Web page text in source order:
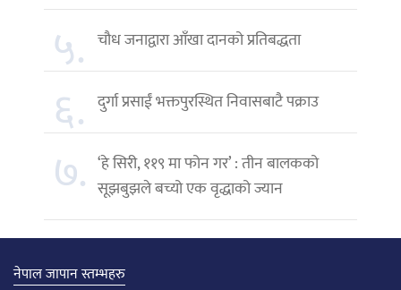
५. चौध जनाद्वारा आँखा दानको प्रतिबद्धता
६. दुर्गा प्रसाईं भक्तपुरस्थित निवासबाटै पक्राउ
७. ‘हे सिरी, ११९ मा फोन गर’ : तीन बालकको
सूझबुझले बच्यो एक वृद्धाको ज्यान
नेपाल जापान स्तम्भहरु